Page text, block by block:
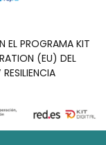
EL PROGRAMA KIT
(EU) DEL